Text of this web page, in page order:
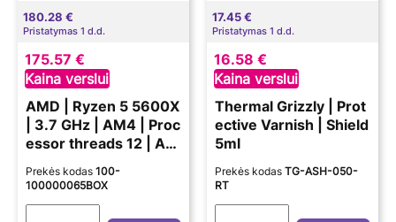
180.28 €
Pristatymas 1 d.d.
175.57 €
Kaina verslui
AMD | Ryzen 5 5600X
| 3.7 GHz | AM4 | Proc
essor threads 12 | AM
Prekės kodas 100-
100000065BOX
17.45 €
Pristatymas 1 d.d.
16.58 €
Kaina verslui
Thermal Grizzly | Prot
ective Varnish | Shield
5ml
Prekės kodas TG-ASH-050-
RT